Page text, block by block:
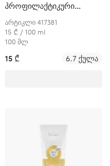
პროფილაქტიკური
კბილის პასტა
არტიკლი 417381
15 ₾ / 100 ml
100 მლ
15 ₾ 6.7 ქულა